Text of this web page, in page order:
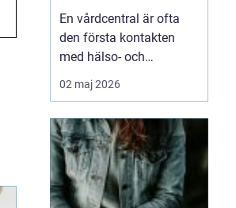
familjen
En vårdcentral är ofta
den första kontakten
med hälso- och
sjukvården. För många i
Svedala handlar valet
plats där både barn,
vuxna och äldre får hjälp
under samma tak. I en
tid med högt tempo och
02 maj 2026